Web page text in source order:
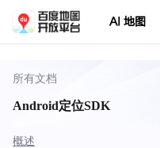
AI 地图
所有文档
Android定位SDK
概述